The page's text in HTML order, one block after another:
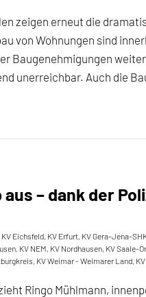
zeigen erneut die
von Wohnungen sind
Baugenehmigungen
unerreichbar. Auch die
– dank der
KV Eichsfeld, KV Erfurt, KV Gera-Jena-
, KV NEM, KV Nordhausen, KV Saale-
, KV Weimar - Weimarer Land,
Ringo Mühlmann,